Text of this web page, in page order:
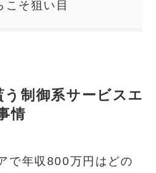
こそ狙い目
制御系サービスエ
情
で年収800万円はどの